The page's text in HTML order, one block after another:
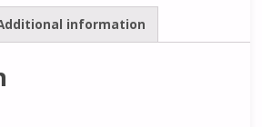
information